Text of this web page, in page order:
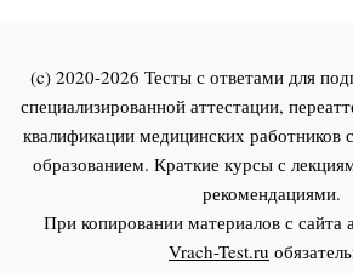
(c) 2020-2026 Тесты с ответами для
специализированной аттестации,
квалификации медицинских
образованием. Краткие курсы с
рекомендациями.
При копировании материалов с сайта
Vrach-Test.ru